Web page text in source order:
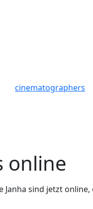
cinematographers
online
Janha sind jetzt